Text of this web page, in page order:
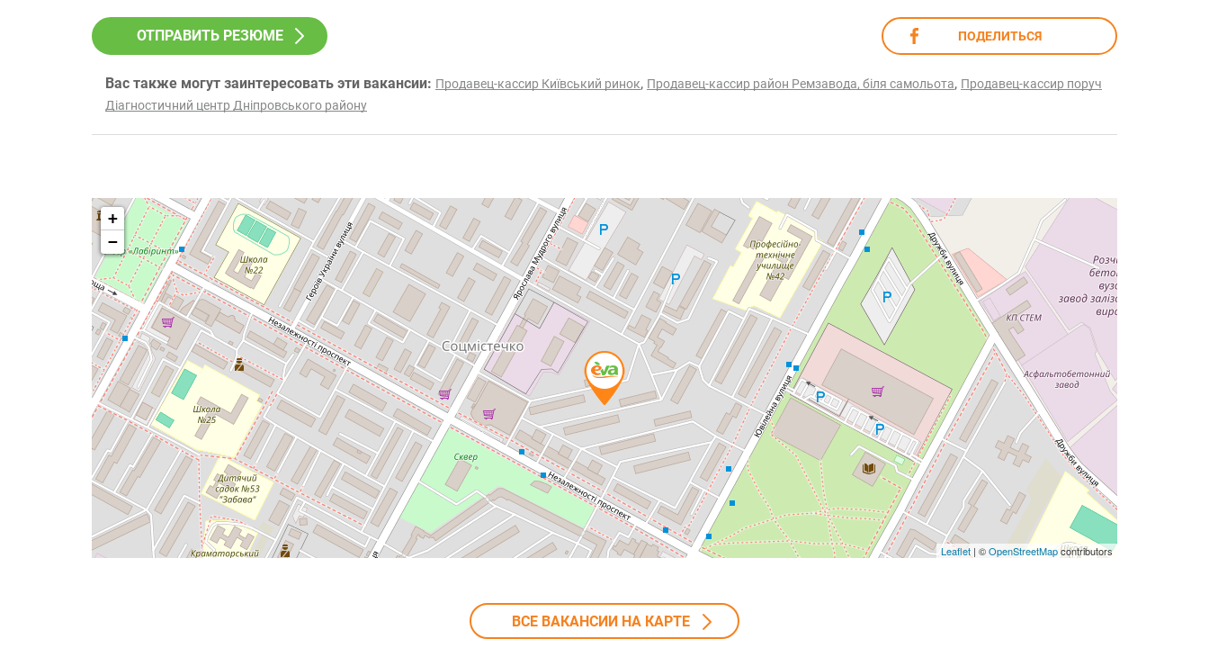
ОТПРАВИТЬ РЕЗЮМЕ ПОДЕЛИТЬСЯ
Вас также могут заинтересовать эти вакансии: Продавец-кассир Київський ринок, Продавец-кассир район Ремзавода, біля самольота, Продавец-кассир поруч
Діагностичний центр Дніпровського району
+
−
Leaflet | ©OpenStreetMapcontributors
ВСЕ ВАКАНСИИ НА КАРТЕ